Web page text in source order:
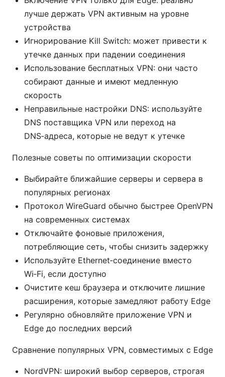
лучше держать VPN активным на уровне
устройства
Игнорирование Kill Switch: может привести к
утечке данных при падении соединения
Использование бесплатных VPN: они часто
собирают данные и имеют медленную
скорость
Неправильные настройки DNS: используйте
DNS поставщика VPN или переход на
DNS‑адреса, которые не ведут к утечке
Полезные советы по оптимизации скорости
Выбирайте ближайшие серверы и сервера в
популярных регионах
Протокол WireGuard обычно быстрее OpenVPN
на современных системах
Отключайте фоновые приложения,
потребляющие сеть, чтобы снизить задержку
Используйте Ethernet‑соединение вместо
Wi‑Fi, если доступно
Очистите кеш браузера и отключите лишние
расширения, которые замедляют работу Edge
Регулярно обновляйте приложение VPN и
Edge до последних версий
Сравнение популярных VPN, совместимых с Edge
NordVPN: широкий выбор серверов, строгая